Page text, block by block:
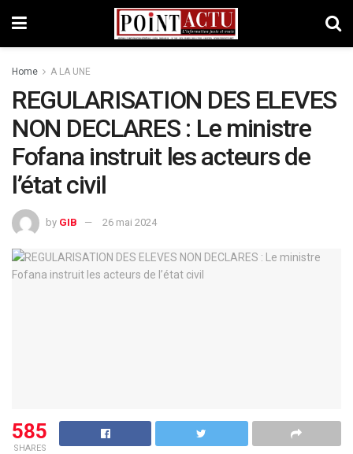
Home A LA UNE
REGULARISATION DES ELEVES
NON DECLARES : Le ministre
Fofana instruit les acteurs de
l’état civil
by GIB 26 mai 2024
585
SHARES